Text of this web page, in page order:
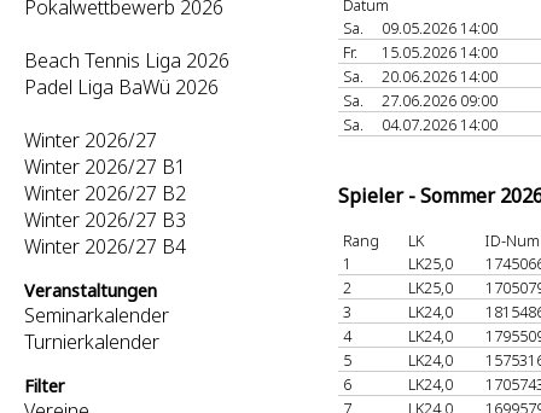
Pokalwettbewerb 2026
Beach Tennis Liga 2026
Padel Liga BaWü 2026
Winter 2026/27
Winter 2026/27 B1
Winter 2026/27 B2
Winter 2026/27 B3
Winter 2026/27 B4
Veranstaltungen
Seminarkalender
Turnierkalender
Filter
Datum
Sa.
09.05.2026 14:00
Fr.
15.05.2026 14:00
Sa.
20.06.2026 14:00
Sa.
27.06.2026 09:00
Sa.
04.07.2026 14:00
Spieler - Sommer
Rang LK
ID-
1
LK25,0
2
LK25,0
3
LK24,0
4
LK24,0
5
LK24,0
6
LK24,0
7
LK24,0